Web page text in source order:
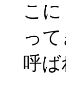
こ
っ
呼